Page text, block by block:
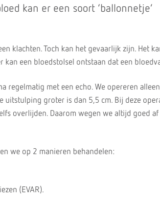
kan er een soort ‘ballonnetje’
klachten. Toch kan het gevaarlijk zijn. Het
een bloedstolsel ontstaan dat een
regelmatig met een echo. We opereren
uitstulping groter is dan 5,5 cm. Bij deze
overlijden. Daarom wegen we altijd goed af
we op 2 manieren behandelen:
(EVAR).